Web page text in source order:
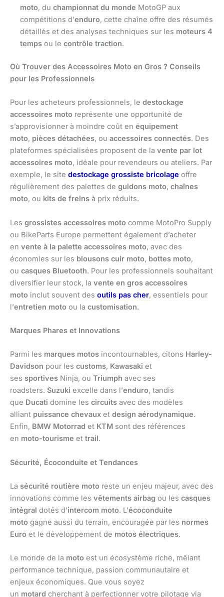
moto, du championnat du monde MotoGP aux
compétitions d’enduro, cette chaîne offre des résumés
détaillés et des analyses techniques sur les moteurs 4
temps ou le contrôle traction.
Où Trouver des Accessoires Moto en Gros ? Conseils
pour les Professionnels
Pour les acheteurs professionnels, le destockage
accessoires moto représente une opportunité de
s’approvisionner à moindre coût en équipement
moto, pièces détachées, ou accessoires connectés. Des
plateformes spécialisées proposent de la vente par lot
accessoires moto, idéale pour revendeurs ou ateliers. Par
exemple, le site destockage grossiste bricolage offre
régulièrement des palettes de guidons moto, chaînes
moto, ou kits de freins à prix réduits.
Les grossistes accessoires moto comme MotoPro Supply
ou BikeParts Europe permettent également d’acheter
en vente à la palette accessoires moto, avec des
économies sur les blousons cuir moto, bottes moto,
ou casques Bluetooth. Pour les professionnels souhaitant
diversifier leur stock, la vente en gros accessoires
moto inclut souvent des outils pas cher, essentiels pour
l’entretien moto ou la customisation.
Marques Phares et Innovations
Parmi les marques motos incontournables, citons Harley-
Davidson pour les customs, Kawasaki et
ses sportives Ninja, ou Triumph avec ses
roadsters. Suzuki excelle dans l’enduro, tandis
que Ducati domine les circuits avec des modèles
alliant puissance chevaux et design aérodynamique.
Enfin, BMW Motorrad et KTM sont des références
en moto-tourisme et trail.
Sécurité, Écoconduite et Tendances
La sécurité routière moto reste un enjeu majeur, avec des
innovations comme les vêtements airbag ou les casques
intégral dotés d’intercom moto. L’écoconduite
moto gagne aussi du terrain, encouragée par les normes
Euro et le développement de motos électriques.
Le monde de la moto est un écosystème riche, mêlant
performance technique, passion communautaire et
enjeux économiques. Que vous soyez
un motard cherchant à perfectionner votre pilotage via